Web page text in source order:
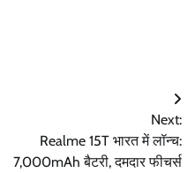
Next:
Realme 15T भारत में लॉन्च:
7,000mAh बैटरी, दमदार फीचर्स